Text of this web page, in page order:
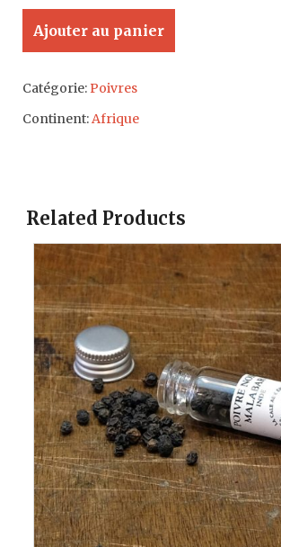
Ajouter au panier
Catégorie:Poivres
Continent:Afrique
Related Products